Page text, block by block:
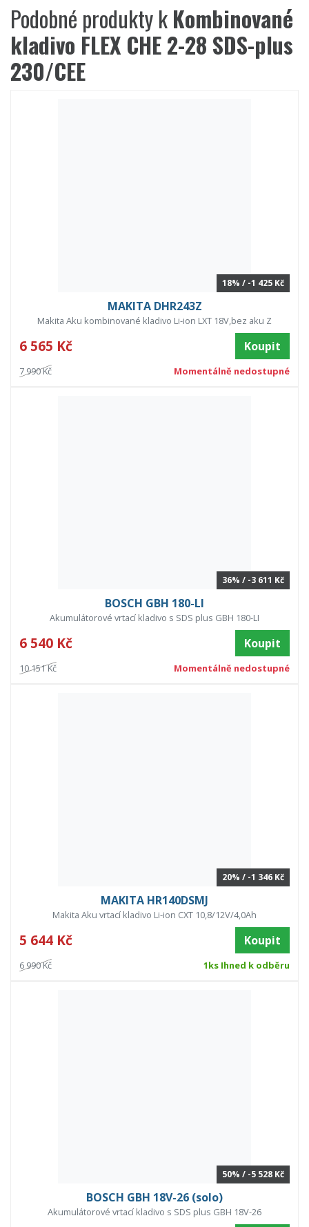
Podobné produkty kKombinované
kladivo FLEX CHE 2-28 SDS-plus
230/CEE
18% / -1 425 Kč
MAKITA DHR243Z
Makita Aku kombinované kladivo Li-ion LXT 18V,bez aku Z
6 565 Kč Koupit
7 990 Kč Momentálně nedostupné
36% / -3 611 Kč
BOSCH GBH 180-LI
Akumulátorové vrtací kladivo s SDS plus GBH 180-LI
6 540 Kč Koupit
10 151 Kč Momentálně nedostupné
20% / -1 346 Kč
MAKITA HR140DSMJ
Makita Aku vrtací kladivo Li-ion CXT 10,8/12V/4,0Ah
5 644 Kč Koupit
6 990 Kč 1ks Ihned k odběru
50% / -5 528 Kč
BOSCH GBH 18V-26 (solo)
Akumulátorové vrtací kladivo s SDS plus GBH 18V-26